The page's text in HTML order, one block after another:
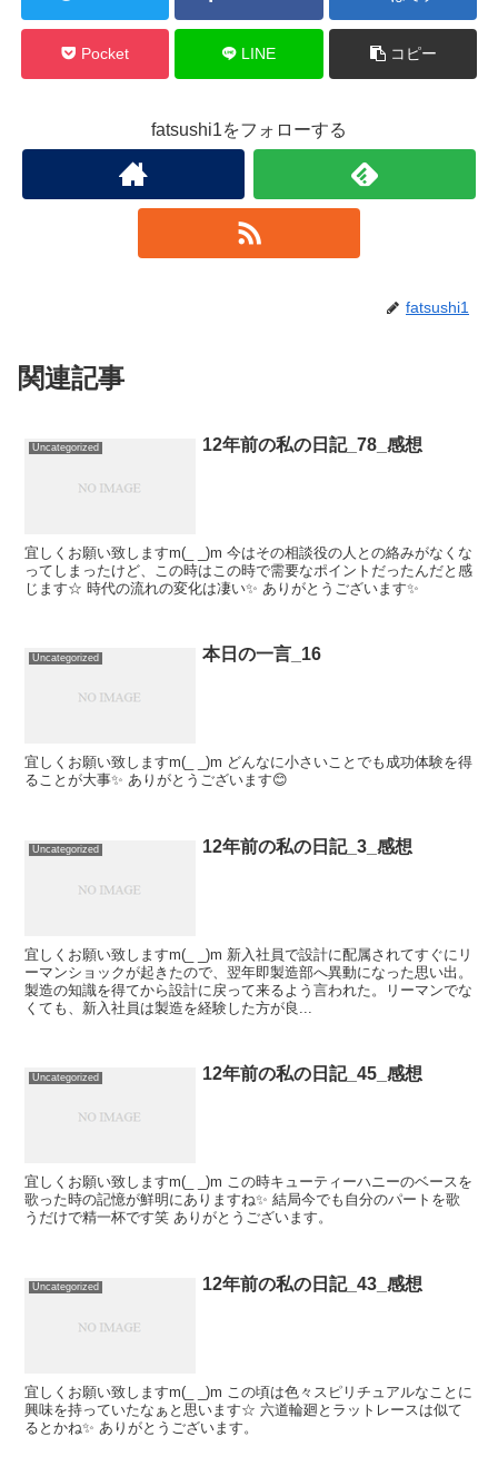
Pocket LINE コピー
fatsushi1をフォローする
fatsushi1
関連記事
Uncategorized 12年前の私の日記_78_感想
宜しくお願い致しますm(_ _)m 今はその相談役の人との絡みがなくな
ってしまったけど、この時はこの時で需要なポイントだったんだと感
じます☆ 時代の流れの変化は凄い✨ ありがとうございます✨
Uncategorized 本日の一言_16
宜しくお願い致しますm(_ _)m どんなに小さいことでも成功体験を得
ることが大事✨ ありがとうございます😊
Uncategorized 12年前の私の日記_3_感想
宜しくお願い致しますm(_ _)m 新入社員で設計に配属されてすぐにリ
ーマンショックが起きたので、翌年即製造部へ異動になった思い出。
製造の知識を得てから設計に戻って来るよう言われた。リーマンでな
くても、新入社員は製造を経験した方が良...
Uncategorized 12年前の私の日記_45_感想
宜しくお願い致しますm(_ _)m この時キューティーハニーのベースを
歌った時の記憶が鮮明にありますね✨ 結局今でも自分のパートを歌
うだけで精一杯です笑 ありがとうございます。
Uncategorized 12年前の私の日記_43_感想
宜しくお願い致しますm(_ _)m この頃は色々スピリチュアルなことに
興味を持っていたなぁと思います☆ 六道輪廻とラットレースは似て
るとかね✨ ありがとうございます。